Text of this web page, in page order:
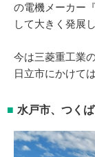
の電機メーカー
して大きく発展
今は三菱重工業
日立市にかけて
水戸市、つく